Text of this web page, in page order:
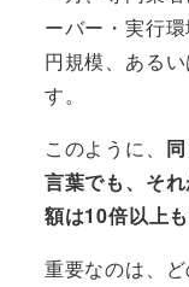
ーバー・実行
円規模、ある
す。
このように、
言葉でも、そ
額は10倍以上
重要なのは、